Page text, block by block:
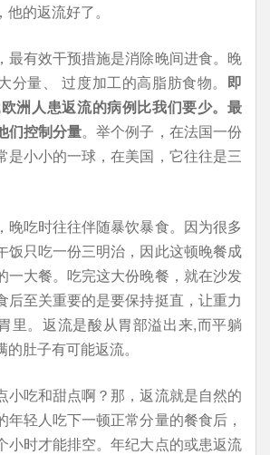
的返流好了。
最有效干预措施是消除晚间进食。晚
分量、 过度加工的高脂肪食物。 即
洲人患返流的病例比我们要少。最
们控制分量。举个例子，在法国一份
是小小的一球，在美国，它往往是三
晚吃时往往伴随暴饮暴食。因为很多
饭只吃一份三明治，因此这顿晚餐成
一大餐。吃完这大份晚餐，就在沙发
后至关重要的是要保持挺直，让重力
里。返流是酸从胃部溢出来,而平躺
肚子有可能返流。
小吃和甜点啊？那，返流就是自然的
年轻人吃下一顿正常分量的餐食后，
小时才能排空。年纪大点的或患返流